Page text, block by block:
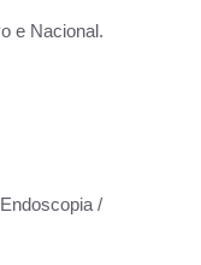
e Nacional.
/